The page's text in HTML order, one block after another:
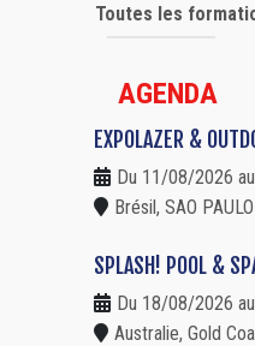
Toutes les
AGENDA
EXPOLAZER &
Du 11/08/2026
Brésil, SAO PAULO
SPLASH! POOL &
Du 18/08/2026
Australie, Gold